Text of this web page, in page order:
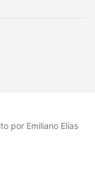
por Emiliano Elías